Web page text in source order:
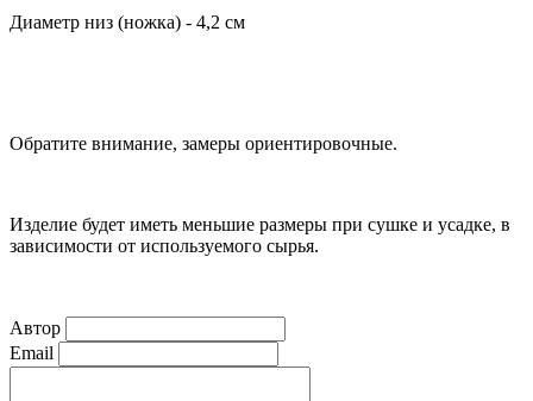
Диаметр низ (ножка) - 4,2 см
Обратите внимание, замеры ориентировочные.
Изделие будет иметь меньшие размеры при сушке и усадке, в
зависимости от используемого сырья.
Автор
Email